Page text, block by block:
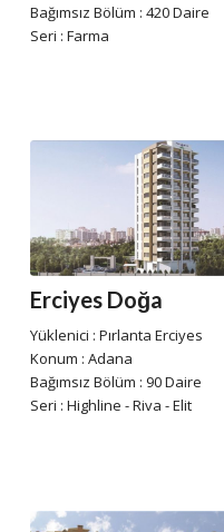
Bağımsız Bölüm : 420 Daire
Seri : Farma
Erciyes Doğa
Yüklenici : Pırlanta Erciyes
Konum : Adana
Bağımsız Bölüm : 90 Daire
Seri : Highline - Riva - Elit